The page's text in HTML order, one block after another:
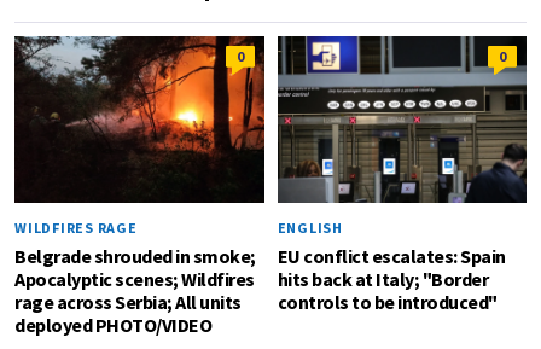
0
WILDFIRES RAGE
Belgrade shrouded in smoke;
Apocalyptic scenes; Wildfires
rage across Serbia; All units
deployed PHOTO/VIDEO
0
ENGLISH
EU conflict escalates: Spain
hits back at Italy; "Border
controls to be introduced"